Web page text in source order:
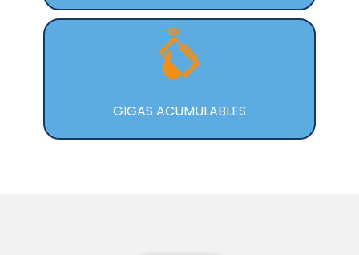
GIGAS ACUMULABLES